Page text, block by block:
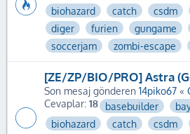
biohazard
catch csdm
diger
furien gungame
soccerjam
zombi-escape
[ZE/ZP/BIO/PRO] Astra
Son mesaj gönderen 14piko67 «
Cevaplar: 18 basebuilder
biohazard
catch csdm